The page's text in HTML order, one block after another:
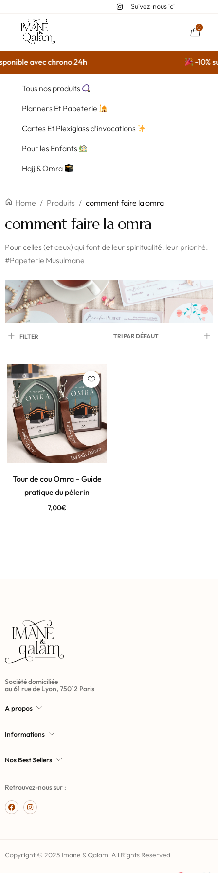
Suivez-nous ici
0
avec chrono 24h -10%
Tous nos produits
Planners Et Papeterie
Cartes Et Plexiglass d’invocations
Pour les Enfants
Hajj & Omra
Home / Produits / comment faire la omra
comment faire la omra
Pour celles (et ceux) qui font de leur spiritualité, leur priorité.
#Papeterie Musulmane
FILTER TRI PAR DÉFAUT
Tour de cou Omra – Guide
pratique du pèlerin
7,00€
Société domiciliée
au 61 rue de Lyon, 75012 Paris
A propos
Informations
Nos Best Sellers
Retrouvez-nous sur :
Copyright © 2025 Imane & Qalam. All Rights Reserved